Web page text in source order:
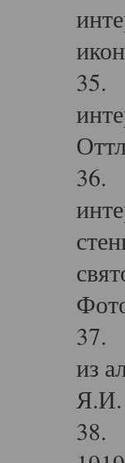
35.
36.
37.
из
Я.И.
38.